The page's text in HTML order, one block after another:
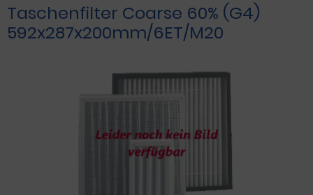
Taschenfilter Coarse 60% (G4)
592x287x200mm/6ET/M20